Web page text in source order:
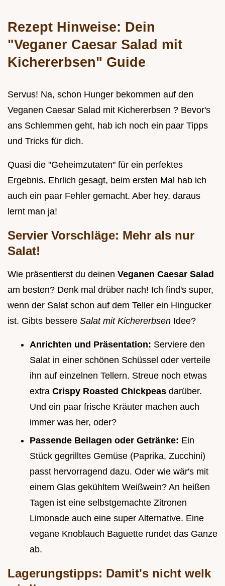
Rezept Hinweise: Dein
"Veganer Caesar Salad mit
Kichererbsen" Guide
Servus! Na, schon Hunger bekommen auf den
Veganen Caesar Salad mit Kichererbsen ? Bevor's
ans Schlemmen geht, hab ich noch ein paar Tipps
und Tricks für dich.
Quasi die "Geheimzutaten" für ein perfektes
Ergebnis. Ehrlich gesagt, beim ersten Mal hab ich
auch ein paar Fehler gemacht. Aber hey, daraus
lernt man ja!
Servier Vorschläge: Mehr als nur
Salat!
Wie präsentierst du deinen Veganen Caesar Salad
am besten? Denk mal drüber nach! Ich find's super,
wenn der Salat schon auf dem Teller ein Hingucker
ist. Gibts bessere Salat mit Kichererbsen Idee?
Anrichten und Präsentation: Serviere den
Salat in einer schönen Schüssel oder verteile
ihn auf einzelnen Tellern. Streue noch etwas
extra Crispy Roasted Chickpeas darüber.
Und ein paar frische Kräuter machen auch
immer was her, oder?
Passende Beilagen oder Getränke: Ein
Stück gegrilltes Gemüse (Paprika, Zucchini)
passt hervorragend dazu. Oder wie wär's mit
einem Glas gekühltem Weißwein? An heißen
Tagen ist eine selbstgemachte Zitronen
Limonade auch eine super Alternative. Eine
vegane Knoblauch Baguette rundet das Ganze
ab.
Lagerungstipps: Damit's nicht welk